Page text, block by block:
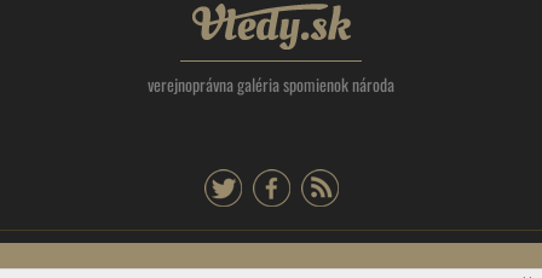
Vtedy.sk
verejnoprávna galéria spomienok národa
twitterfacebook
rss